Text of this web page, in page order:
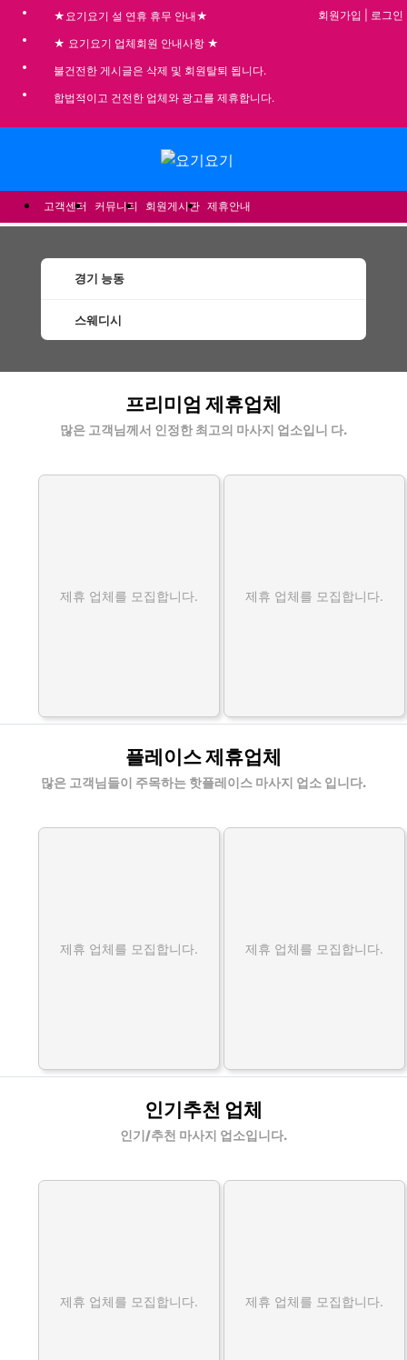
★요기요기 설 연휴 휴무 안내★
★ 요기요기 업체회원 안내사항 ★
불건전한 게시글은 삭제 및 회원탈퇴 됩니다.
합법적이고 건전한 업체와 광고를 제휴합니다.
회원가입 로그인
고객센터 커뮤니티 회원게시판 제휴안내
경기 능동
스웨디시
프리미엄 제휴업체
많은 고객님께서 인정한 최고의 마사지 업소입니 다.
제휴 업체를 모집합니다. 제휴 업체를 모집합니다.
플레이스 제휴업체
많은 고객님들이 주목하는 핫플레이스 마사지 업소 입니다.
제휴 업체를 모집합니다. 제휴 업체를 모집합니다.
인기추천 업체
인기/추천 마사지 업소입니다.
제휴 업체를 모집합니다. 제휴 업체를 모집합니다.